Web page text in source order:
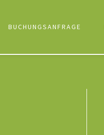
BUCHUNGSANFRAGE